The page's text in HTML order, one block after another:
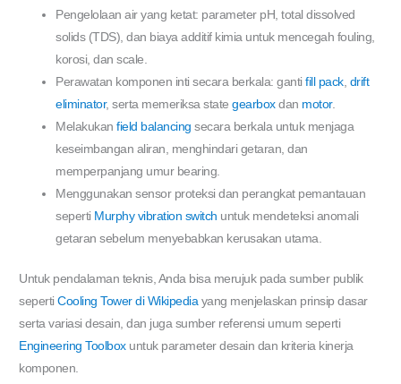
Pengelolaan air yang ketat: parameter pH, total dissolved
solids (TDS), dan biaya additif kimia untuk mencegah fouling,
korosi, dan scale.
Perawatan komponen inti secara berkala: gantifill pack, drift
eliminator, serta memeriksa stategearboxdan motor.
Melakukanfield balancing secara berkala untuk menjaga
keseimbangan aliran, menghindari getaran, dan
memperpanjang umur bearing.
Menggunakan sensor proteksi dan perangkat pemantauan
seperti Murphy vibration switch untuk mendeteksi anomali
getaran sebelum menyebabkan kerusakan utama.
Untuk pendalaman teknis, Anda bisa merujuk pada sumber publik
sepertiCooling Tower di Wikipediayang menjelaskan prinsip dasar
serta variasi desain, dan juga sumber referensi umum seperti
Engineering Toolboxuntuk parameter desain dan kriteria kinerja
komponen.